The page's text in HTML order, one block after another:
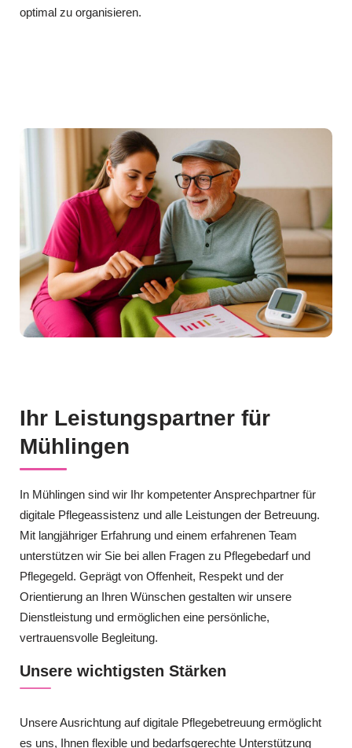
optimal zu organisieren.
Ihr Leistungspartner für
Mühlingen
In Mühlingen sind wir Ihr kompetenter Ansprechpartner für
digitale Pflegeassistenz und alle Leistungen der Betreuung.
Mit langjähriger Erfahrung und einem erfahrenen Team
unterstützen wir Sie bei allen Fragen zu Pflegebedarf und
Pflegegeld. Geprägt von Offenheit, Respekt und der
Orientierung an Ihren Wünschen gestalten wir unsere
Dienstleistung und ermöglichen eine persönliche,
vertrauensvolle Begleitung.
Unsere wichtigsten Stärken
Unsere Ausrichtung auf digitale Pflegebetreuung ermöglicht
es uns, Ihnen flexible und bedarfsgerechte Unterstützung